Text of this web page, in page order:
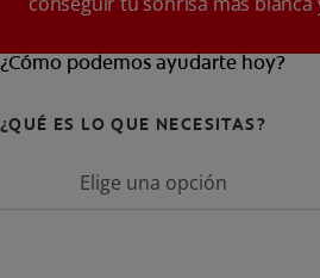
¿Cómo podemos ayudarte hoy?
¿QUÉ ES LO QUE NECESITAS?
Elige una opción